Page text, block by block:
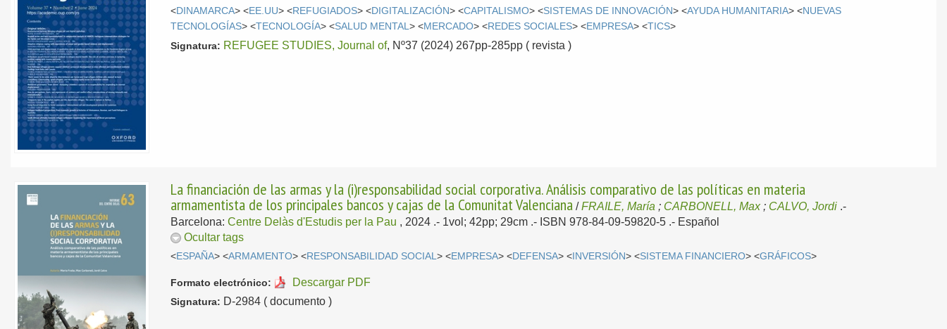
<DINAMARCA> <EE.UU> <REFUGIADOS> <DIGITALIZACIÓN> <CAPITALISMO> <SISTEMAS DE INNOVACIÓN> <AYUDA HUMANITARIA> <NUEVAS
TECNOLOGÍAS> <TECNOLOGÍA> <SALUD MENTAL> <MERCADO> <REDES SOCIALES> <EMPRESA> <TICS>
Signatura: REFUGEE STUDIES, Journal of, Nº37 (2024) 267pp-285pp ( revista )
La financiación de las armas y la (i)responsabilidad social corporativa. Análisis comparativo de las políticas en materia
armamentista de los principales bancos y cajas de la Comunitat Valenciana /FRAILE, María ; CARBONELL, Max; CALVO, Jordi .-
Barcelona:Centre Delàs d'Estudis per la Pau , 2024 .- 1vol; 42pp; 29cm .- ISBN 978-84-09-59820-5 .- Español
Ocultar tags
<ESPAÑA> <ARMAMENTO> <RESPONSABILIDAD SOCIAL> <EMPRESA> <DEFENSA> <INVERSIÓN> <SISTEMA FINANCIERO> <GRÁFICOS>
Formato electrónico: Descargar PDF
Signatura: D-2984 ( documento )